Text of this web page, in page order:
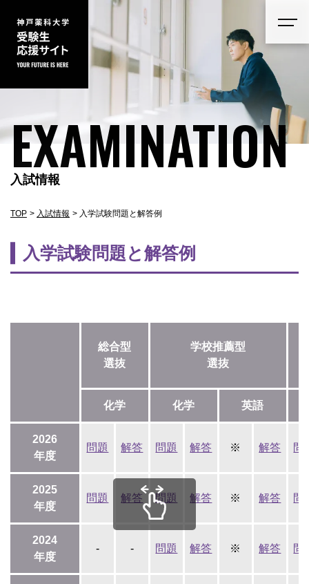
EXAMINATION
入試情報
TOP 入試情報 入学試験問題と解答例
入学試験問題と解答例
総合型
選抜
学校推薦型
選抜
化学 化学 英語
2026
年度
問題 解答 問題 解答 ※ 解答 問
2025
年度
問題 解答 問題 解答 ※ 解答 問
2024
年度
- - 問題 解答 ※ 解答 問